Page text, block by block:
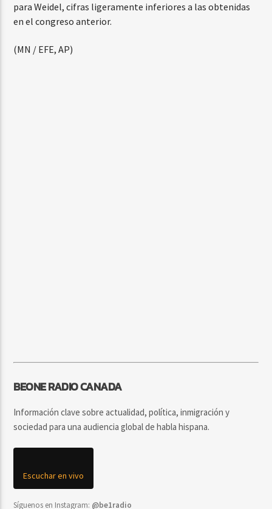
para Weidel, cifras ligeramente inferiores a las obtenidas
en el congreso anterior.
(MN / EFE, AP)
BEONE RADIO CANADA
Información clave sobre actualidad, política, inmigración y
sociedad para una audiencia global de habla hispana.
Escuchar en vivo
Síguenos en Instagram: @be1radio